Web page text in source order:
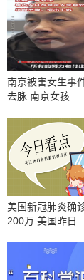
南京被害女生事
去脉 南京女孩
美国新冠肺炎确
200万 美国昨日